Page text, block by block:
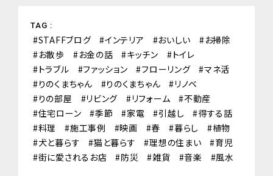
TAG :
STAFFブログ インテリア おいしい
お掃除
お散歩
お金の話 キッチン
トイレ
トラブル
ファッション フローリング
マネ活
りのくまちゃん
りのくまちゃん
リノベ
りの部屋
リビング リフォーム
不動産
住宅ローン
季節 家電 引越し
得する話
料理
施工事例 映画 春 暮らし
植物
犬と暮らす
猫と暮らす 理想の住まい
育児
街に愛されるお店
防災 雑貨 音楽 風水